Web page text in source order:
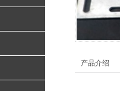
产品介绍